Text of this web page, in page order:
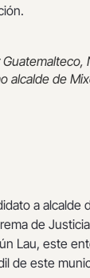
alcalde de
a alcalde
de
Lau, este
de este